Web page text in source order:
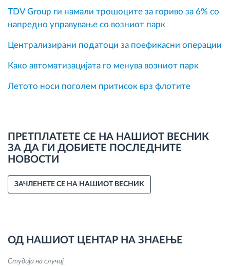
TDV Group ги намали трошоците за гориво за 6% со
напредно управување со возниот парк
Централизирани податоци за поефикасни операции
Како автоматизацијата го менува возниот парк
Летото носи поголем притисок врз флотите
ПРЕТПЛАТЕТЕ СЕ НА НАШИОТ ВЕСНИК
ЗА ДА ГИ ДОБИЕТЕ ПОСЛЕДНИТЕ
НОВОСТИ
ЗАЧЛЕНЕТЕ СЕ НА НАШИОТ ВЕСНИК
ОД НАШИОТ ЦЕНТАР НА ЗНАЕЊЕ
Студија на случај